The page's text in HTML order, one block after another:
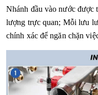
Nhánh đầu vào nước được
lượng trực quan; Mỗi lưu
chính xác để ngăn chặn